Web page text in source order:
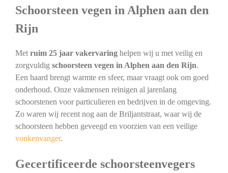
Schoorsteen vegen in Alphen aan den
Rijn
Metruim 25 jaar vakervaringhelpen wij u met veilig en
zorgvuldig schoorsteen vegen in Alphen aan den Rijn.
Een haard brengt warmte en sfeer, maar vraagt ook om goed
onderhoud. Onze vakmensen reinigen al jarenlang
schoorstenen voor particulieren en bedrijven in de omgeving.
Zo waren wij recent nog aan de Briljantstraat, waar wij de
schoorsteen hebben geveegd en voorzien van een veilige
vonkenvanger.
Gecertificeerde schoorsteenvegers